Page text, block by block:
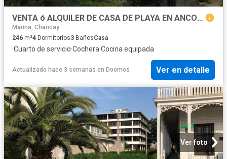
VENTA ó ALQUILER DE CASA DE PLAYA EN ANCON PLAYA HERMOSA
Marina, Chancay
246 m²4 Dormitorios3 BañosCasa
·Cuarto de servicio·Cochera·Cocina equipada
Actualizado hace 3 semanas en Doomos Ver en detalle
Ver foto